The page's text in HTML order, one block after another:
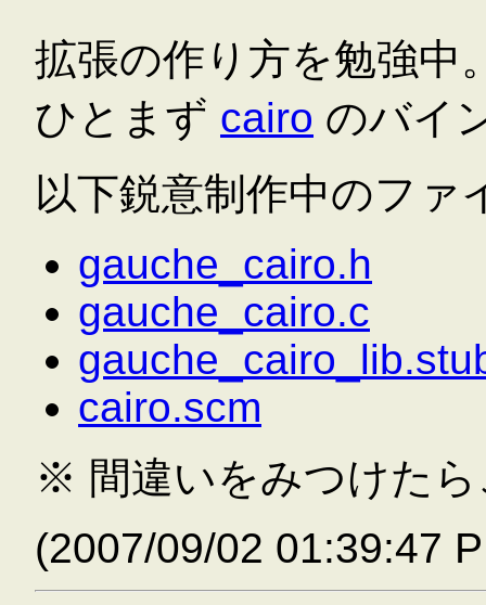
拡張の作り方を勉強中
ひとまず cairo のバイ
以下鋭意制作中のファ
gauche_cairo.h
gauche_cairo.c
cairo.scm
※ 間違いをみつけた
(2007/09/02 01:39:47